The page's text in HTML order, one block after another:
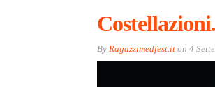
By Ragazzimedfest.iton 4